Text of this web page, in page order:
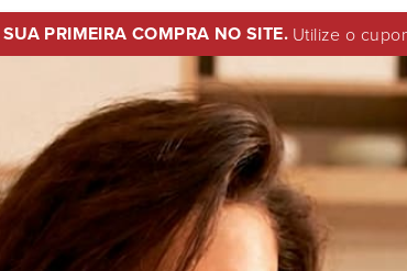
PRIMEIRA COMPRA NO SITE. Utilize o